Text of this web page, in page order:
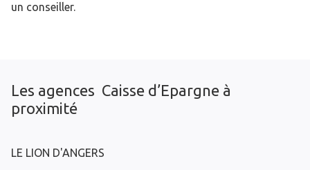
un conseiller.
Les agences Caisse d’Epargne à
proximité
LE LION D'ANGERS